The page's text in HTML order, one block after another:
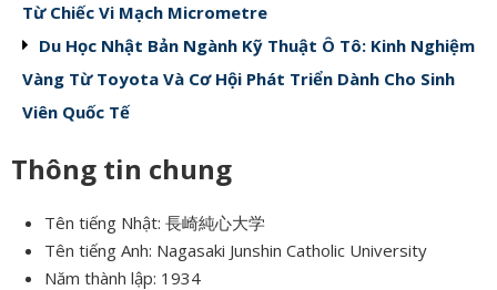
Từ Chiếc Vi Mạch Micrometre
Du Học Nhật Bản Ngành Kỹ Thuật Ô Tô: Kinh Nghiệm
Vàng Từ Toyota Và Cơ Hội Phát Triển Dành Cho Sinh
Viên Quốc Tế
Thông tin chung
Tên tiếng Nhật: 長崎純心大学
Tên tiếng Anh: Nagasaki Junshin Catholic University
Năm thành lập: 1934